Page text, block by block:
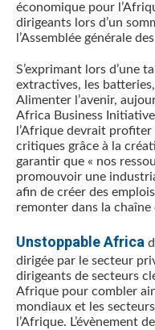
économique pour
dirigeants lors d’un
l’Assemblée générale
S’exprimant lors d’une
extractives, les
Alimenter l’avenir,
Africa Business
l’Afrique devrait
critiques grâce à la
garantir que « nos
promouvoir une
afin de créer des
remonter dans la chaîne
Unstoppable Africa
dirigée par le secteur
dirigeants de secteurs
Afrique pour combler
mondiaux et les
l’Afrique. L’évènement